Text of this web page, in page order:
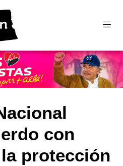
con
protección